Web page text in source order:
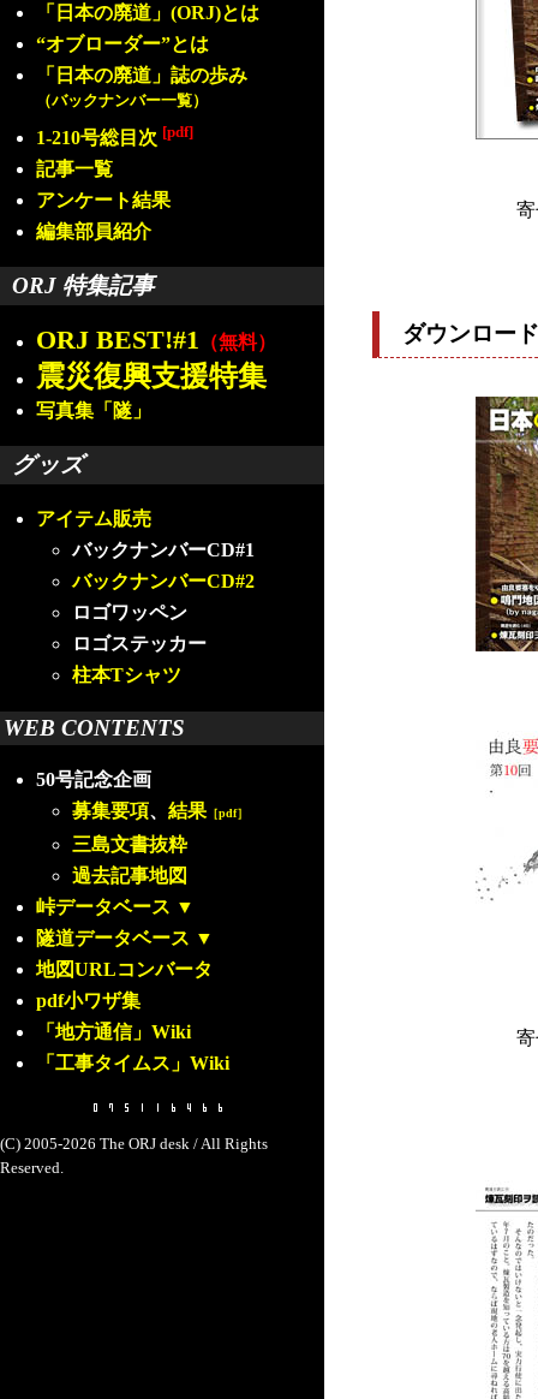
「日本の廃道」(ORJ)とは
“オブローダー”とは
「日本の廃道」誌の歩み
（バックナンバー一覧）
1-210号総目次 [pdf]
記事一覧
アンケート結果
編集部員紹介
ORJ 特集記事
ORJ BEST!#1 （無料）
震災復興支援特集
写真集「隧」
グッズ
アイテム販売
バックナンバーCD#1
バックナンバーCD#2
ロゴワッペン
ロゴステッカー
柱本Tシャツ
WEB CONTENTS
50号記念企画
募集要項、 結果 ［pdf］
三島文書抜粋
過去記事地図
峠データベース ▼
隧道データベース ▼
地図URLコンバータ
pdf小ワザ集
「地方通信」Wiki
「工事タイムス」Wiki
(C) 2005-2026 The ORJ desk / All Rights
Reserved.
ダウンロー